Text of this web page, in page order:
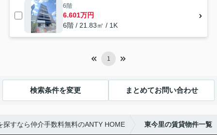
6階
6.601万円
6階 / 21.83㎡ / 1K
1
検索条件を変更 まとめてお問い合わせ
探すなら仲介手数料無料のANTY HOME 東今里の賃貸物件一覧